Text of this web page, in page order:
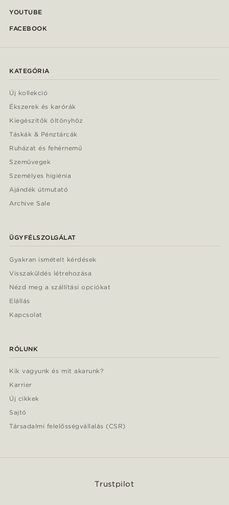
YOUTUBE
FACEBOOK
KATEGÓRIA
Új kollekció
Ékszerek és karórák
Kiegészítők öltönyhöz
Táskák & Pénztárcák
Ruházat és fehérnemű
Szemüvegek
Személyes higiénia
Ajándék útmutató
Archive Sale
ÜGYFÉLSZOLGÁLAT
Gyakran ismételt kérdések
Visszaküldés létrehozása
Nézd meg a szállítási opciókat
Elállás
Kapcsolat
RÓLUNK
Kik vagyunk és mit akarunk?
Karrier
Új cikkek
Sajtó
Társadalmi felelősségvállalás (CSR)
Trustpilot